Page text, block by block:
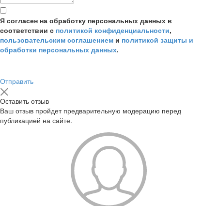
Я согласен на обработку персональных данных в
соответствии с политикой конфиденциальности,
пользовательским соглашением и политикой защиты и
обработки персональных данных.
Отправить
Оставить отзыв
Ваш отзыв пройдет предварительную модерацию перед
публикацией на сайте.